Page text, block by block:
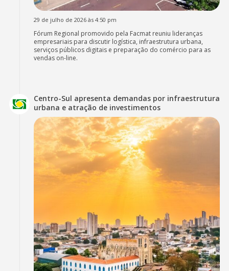
29 de julho de 2026 às 4:50 pm
Fórum Regional promovido pela Facmat reuniu lideranças
empresariais para discutir logística, infraestrutura urbana,
serviços públicos digitais e preparação do comércio para as
vendas on-line.
Centro-Sul apresenta demandas por infraestrutura
urbana e atração de investimentos